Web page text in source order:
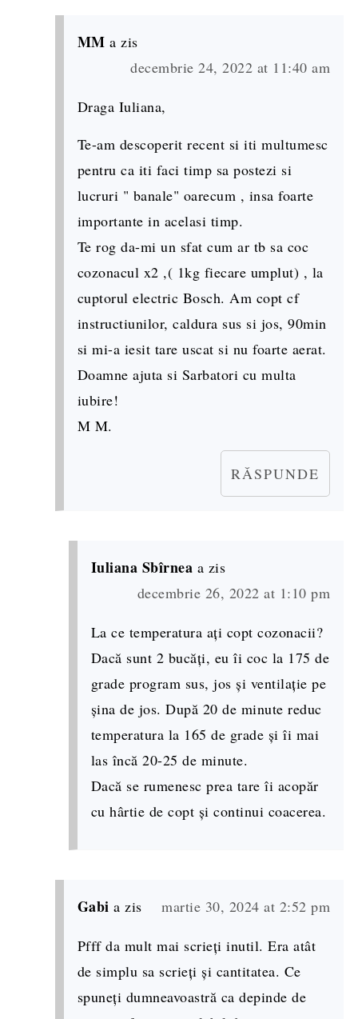
MM a zis
decembrie 24, 2022 at 11:40 am
Draga Iuliana,
Te-am descoperit recent si iti multumesc
pentru ca iti faci timp sa postezi si
lucruri " banale" oarecum , insa foarte
importante in acelasi timp.
Te rog da-mi un sfat cum ar tb sa coc
cozonacul x2 ,( 1kg fiecare umplut) , la
cuptorul electric Bosch. Am copt cf
instructiunilor, caldura sus si jos, 90min
si mi-a iesit tare uscat si nu foarte aerat.
Doamne ajuta si Sarbatori cu multa
iubire!
M M.
RĂSPUNDE
Iuliana Sbîrnea a zis
decembrie 26, 2022 at 1:10 pm
La ce temperatura ați copt cozonacii?
Dacă sunt 2 bucăți, eu îi coc la 175 de
grade program sus, jos și ventilație pe
șina de jos. După 20 de minute reduc
temperatura la 165 de grade și îi mai
las încă 20-25 de minute.
Dacă se rumenesc prea tare îi acopăr
cu hârtie de copt și continui coacerea.
Gabi a zis martie 30, 2024 at 2:52 pm
Pfff da mult mai scrieți inutil. Era atât
de simplu sa scrieți și cantitatea. Ce
spuneți dumneavoastră ca depinde de